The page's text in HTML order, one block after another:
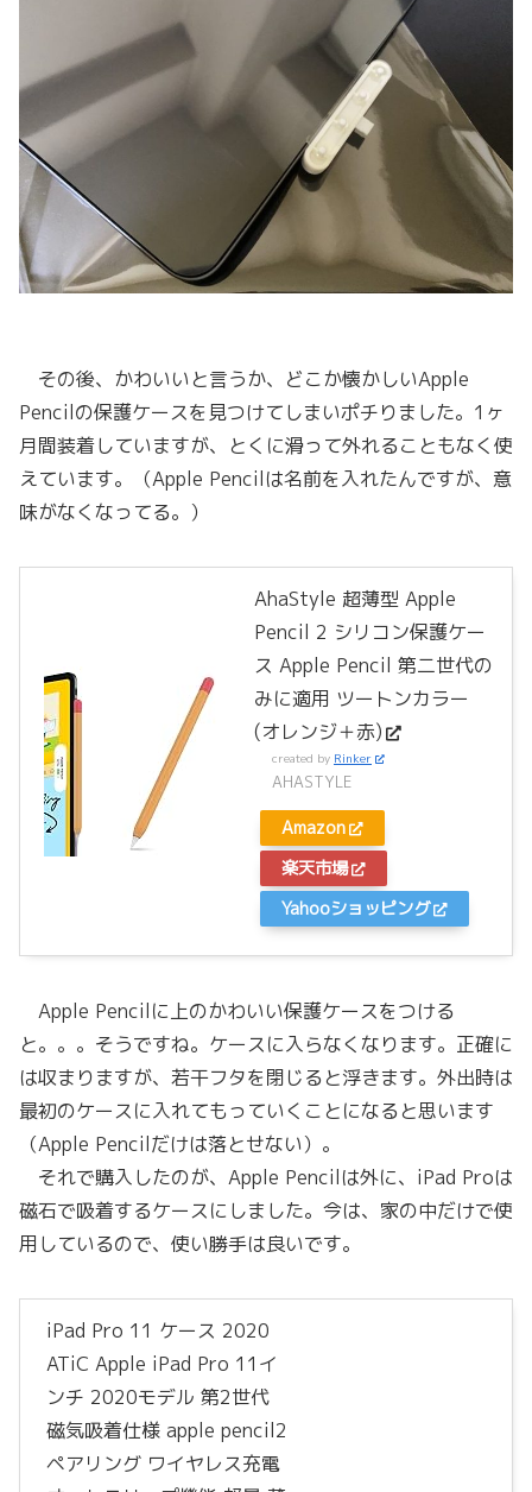
その後、かわいいと言うか、どこか懐かしいApple
Pencilの保護ケースを見つけてしまいポチりました。1ヶ
月間装着していますが、とくに滑って外れることもなく使
えています。（Apple Pencilは名前を入れたんですが、意
味がなくなってる。）
AhaStyle 超薄型 Apple
Pencil 2 シリコン保護ケー
ス Apple Pencil 第二世代の
みに適用 ツートンカラー
(オレンジ＋赤)
created by Rinker
AHASTYLE
Amazon
楽天市場
Yahooショッピング
Apple Pencilに上のかわいい保護ケースをつける
と。。。そうですね。ケースに入らなくなります。正確に
は収まりますが、若干フタを閉じると浮きます。外出時は
最初のケースに入れてもっていくことになると思います
（Apple Pencilだけは落とせない）。
それで購入したのが、Apple Pencilは外に、iPad Proは
磁石で吸着するケースにしました。今は、家の中だけで使
用しているので、使い勝手は良いです。
iPad Pro 11 ケース 2020
ATiC Apple iPad Pro 11イ
ンチ 2020モデル 第2世代
磁気吸着仕様 apple pencil2
ペアリング ワイヤレス充電